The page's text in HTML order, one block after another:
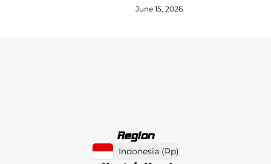
June 15, 2026
Region
Indonesia (Rp)